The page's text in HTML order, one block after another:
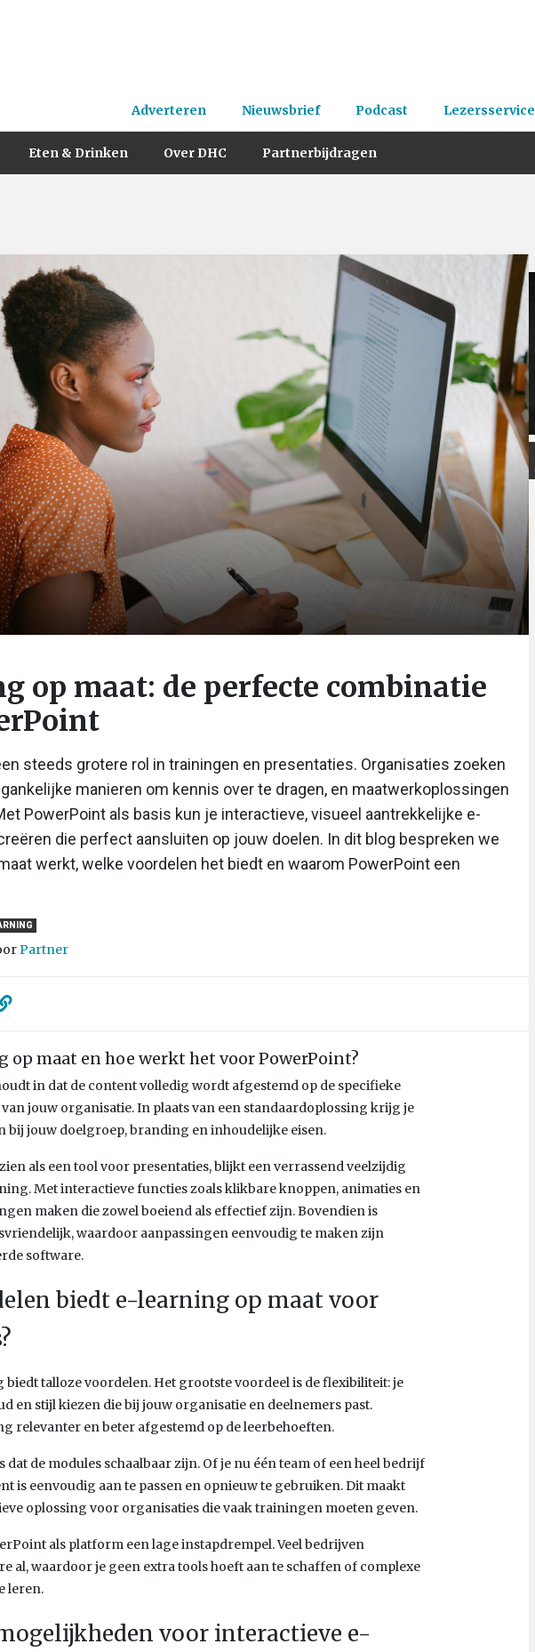
Adverteren Nieuwsbrief Podcast Lezersservice
Eten & Drinken Over DHC Partnerbijdragen
op maat: de perfecte combinatie
steeds grotere rol in trainingen en presentaties. Organisaties zoeken
manieren om kennis over te dragen, en maatwerkoplossingen
PowerPoint als basis kun je interactieve, visueel aantrekkelijke e-
die perfect aansluiten op jouw doelen. In dit blog bespreken we
werkt, welke voordelen het biedt en waarom PowerPoint een
Partner
op maat en hoe werkt het voor PowerPoint?
in dat de content volledig wordt afgestemd op de specifieke
jouw organisatie. In plaats van een standaardoplossing krijg je
bij jouw doelgroep, branding en inhoudelijke eisen.
als een tool voor presentaties, blijkt een verrassend veelzijdig
Met interactieve functies zoals klikbare knoppen, animaties en
maken die zowel boeiend als effectief zijn. Bovendien is
waardoor aanpassingen eenvoudig te maken zijn
software.
biedt e-learning op maat voor
talloze voordelen. Het grootste voordeel is de flexibiliteit: je
en stijl kiezen die bij jouw organisatie en deelnemers past.
relevanter en beter afgestemd op de leerbehoeften.
dat de modules schaalbaar zijn. Of je nu één team of een heel bedrijf
is eenvoudig aan te passen en opnieuw te gebruiken. Dit maakt
oplossing voor organisaties die vaak trainingen moeten geven.
als platform een lage instapdrempel. Veel bedrijven
al, waardoor je geen extra tools hoeft aan te schaffen of complexe
leren.
voor interactieve e-